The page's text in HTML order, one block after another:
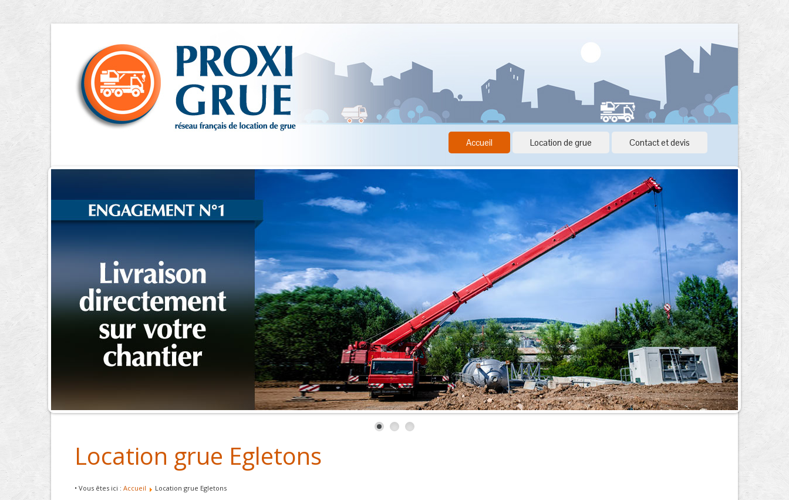
Accueil Location de grue Contact et devis
Location grue Egletons
• Vous êtes ici : Accueil Location grue Egletons